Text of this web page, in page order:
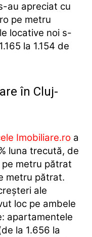
au apreciat cu
pe metru
locative noi s-
la 1.154 de
în Cluj-
Imobiliare.ro a
luna trecută, de
metru pătrat
metru pătrat.
ale
loc pe ambele
apartamentele
la 1.656 la